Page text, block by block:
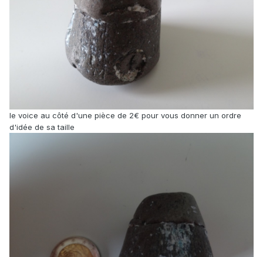
le voice au côté d'une pièce de 2€ pour vous donner un ordre
d'idée de sa taille